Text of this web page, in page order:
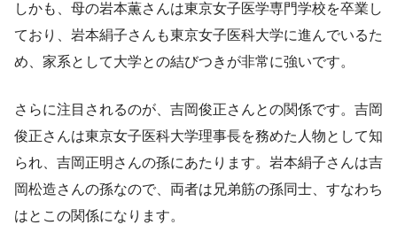
しかも、母の岩本薫さんは東京女子医学専門学校を卒業し
ており、岩本絹子さんも東京女子医科大学に進んでいるた
め、家系として大学との結びつきが非常に強いです。
さらに注目されるのが、吉岡俊正さんとの関係です。吉岡
俊正さんは東京女子医科大学理事長を務めた人物として知
られ、吉岡正明さんの孫にあたります。岩本絹子さんは吉
岡松造さんの孫なので、両者は兄弟筋の孫同士、すなわち
はとこの関係になります。